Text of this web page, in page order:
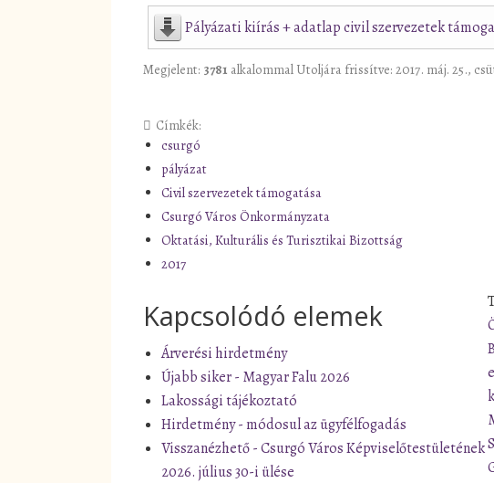
Pályázati kiírás + adatlap civil szervezetek
Megjelent: 3781 alkalommal Utoljára frissítve: 2017. máj. 25.,
Címkék:
csurgó
pályázat
Civil szervezetek támogatása
Csurgó Város Önkormányzata
Oktatási, Kulturális és Turisztikai Bizottság
2017
Kapcsolódó elemek
Árverési hirdetmény
Újabb siker - Magyar Falu 2026
Lakossági tájékoztató
Hirdetmény - módosul az ügyfélfogadás
Visszanézhető - Csurgó Város Képviselőtestületének
2026. július 30-i ülése